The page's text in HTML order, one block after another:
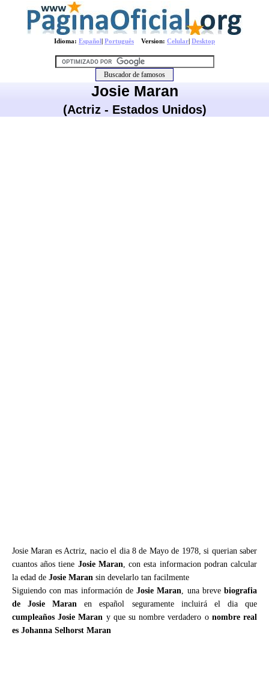
Idioma: Español| Português Version: Celular| Desktop
Josie Maran
(Actriz - Estados Unidos)
Josie Maran es Actriz, nacio el dia 8 de Mayo de 1978, si querian saber
cuantos años tiene Josie Maran, con esta informacion podran calcular
la edad de Josie Maran sin develarlo tan facilmente
Siguiendo con mas información deJosie Maran, una brevebiografia
de Josie Maran en español seguramente incluirá el dia que
cumpleaños Josie Maran y que su nombre verdadero o nombre real
es Johanna Selhorst Maran